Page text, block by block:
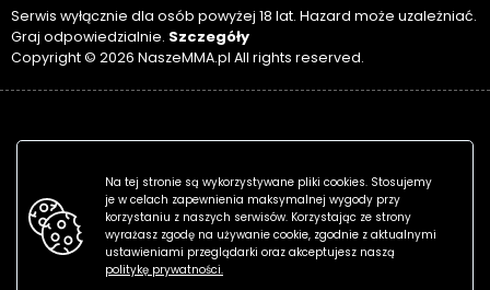
Serwis wyłącznie dla osób powyżej 18 lat. Hazard może uzależniać.
Graj odpowiedzialnie. Szczegóły
Copyright © 2026 NaszeMMA.pl All rights reserved.
Na tej stronie są wykorzystywane pliki cookies. Stosujemy
je w celach zapewnienia maksymalnej wygody przy
korzystaniu z naszych serwisów. Korzystając ze strony
wyrażasz zgodę na używanie cookie, zgodnie z aktualnymi
ustawieniami przeglądarki oraz akceptujesz naszą
politykę prywatności.